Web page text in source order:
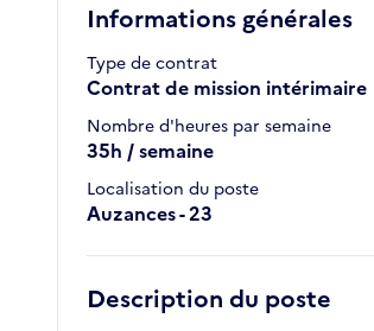
Informations générales
Type de contrat
Contrat de mission intérimaire
Nombre d'heures par semaine
35h / semaine
Localisation du poste
Auzances - 23
Description du poste